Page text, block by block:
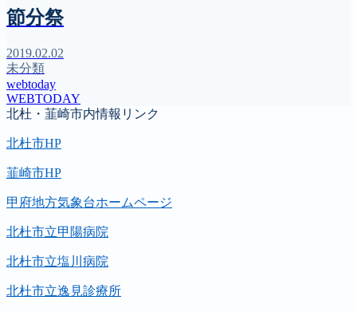
節分祭
2019.02.02
未分類
webtoday
WEBTODAY
北杜・韮崎市内情報リンク
北杜市HP
韮崎市HP
甲府地方気象台ホームページ
北杜市立甲陽病院
北杜市立塩川病院
北杜市立逸見診療所